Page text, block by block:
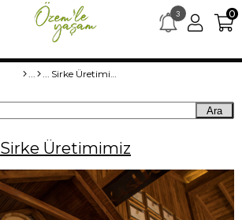
×
3 0
Sirke Üretimimiz
Ara
Sirke Üretimimiz